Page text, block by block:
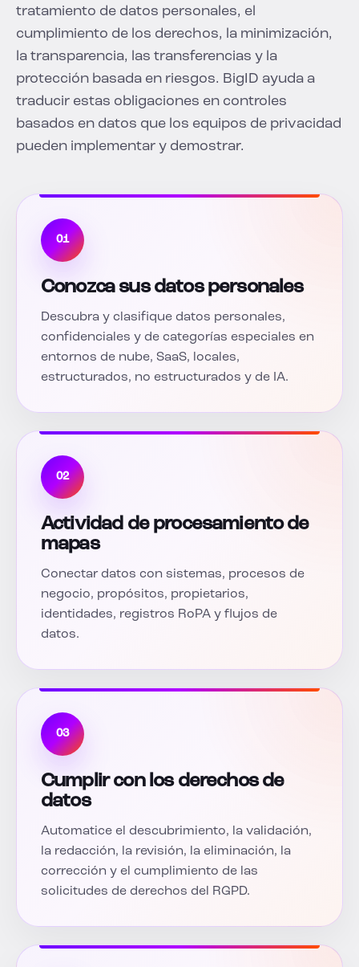
tratamiento de datos personales, el
cumplimiento de los derechos, la minimización,
la transparencia, las transferencias y la
protección basada en riesgos. BigID ayuda a
traducir estas obligaciones en controles
basados en datos que los equipos de privacidad
pueden implementar y demostrar.
01
Conozca sus datos personales
Descubra y clasifique datos personales,
confidenciales y de categorías especiales en
entornos de nube, SaaS, locales,
estructurados, no estructurados y de IA.
02
Actividad de procesamiento de
mapas
Conectar datos con sistemas, procesos de
negocio, propósitos, propietarios,
identidades, registros RoPA y flujos de
datos.
03
Cumplir con los derechos de
datos
Automatice el descubrimiento, la validación,
la redacción, la revisión, la eliminación, la
corrección y el cumplimiento de las
solicitudes de derechos del RGPD.